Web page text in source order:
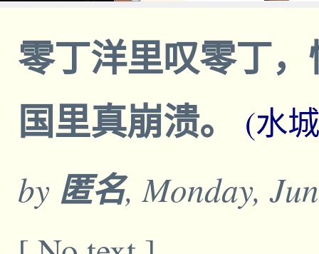
零丁洋里叹零丁
国里真崩溃。
(水
by 匿名, Monday,